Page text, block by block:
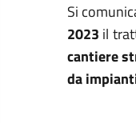
Si
2023 il
cantiere
da